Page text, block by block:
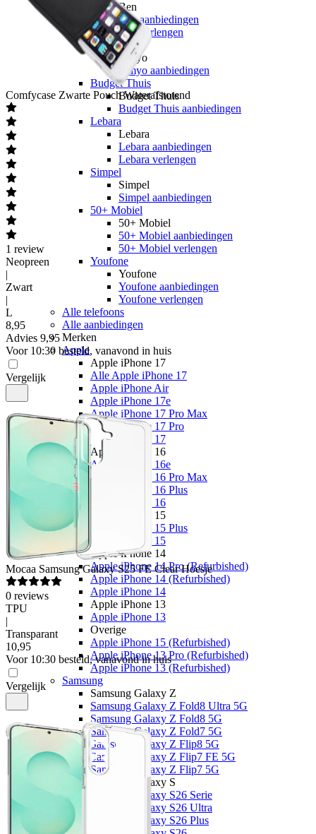
Ben
Ben aanbiedingen
Ben verlengen
Simyo
Simyo
Simyo aanbiedingen
Budget Thuis
Budget Thuis
Budget Thuis aanbiedingen
Lebara
Lebara
Lebara aanbiedingen
Lebara verlengen
Simpel
Simpel
Simpel aanbiedingen
50+ Mobiel
50+ Mobiel
50+ Mobiel aanbiedingen
50+ Mobiel verlengen
Youfone
Youfone
Youfone aanbiedingen
Youfone verlengen
Alle telefoons
Alle aanbiedingen
Merken
Apple
Apple iPhone 17
Alle Apple iPhone 17
Apple iPhone Air
Apple iPhone 17e
Apple iPhone 17 Pro Max
Apple iPhone 17 Pro
Apple iPhone 17
Apple iPhone 16
Apple iPhone 16e
Apple iPhone 16 Pro Max
Apple iPhone 16 Plus
Apple iPhone 16
Apple iPhone 15
Apple iPhone 15 Plus
Apple iPhone 15
Apple iPhone 14
Apple iPhone 14 Pro (Refurbished)
Apple iPhone 14 (Refurbished)
Apple iPhone 14
Apple iPhone 13
Apple iPhone 13
Overige
Apple iPhone 15 (Refurbished)
Apple iPhone 13 Pro (Refurbished)
Apple iPhone 13 (Refurbished)
Samsung
Samsung Galaxy Z
Samsung Galaxy Z Fold8 Ultra 5G
Samsung Galaxy Z Fold8 5G
Samsung Galaxy Z Fold7 5G
Samsung Galaxy Z Flip8 5G
Samsung Galaxy Z Flip7 FE 5G
Samsung Galaxy Z Flip7 5G
Samsung Galaxy S
Samsung Galaxy S26 Serie
Samsung Galaxy S26 Ultra
Samsung Galaxy S26 Plus
Comfycase Zwarte Pouch Waterafstotend
1 review
Neopreen
|
Zwart
|
L
8,95
Advies 9,95
Voor 10:30 besteld, vanavond in huis
Vergelijk
Mocaa Samsung Galaxy S25 FE Clear Hoesje
0 reviews
TPU
|
Transparant
10,95
Voor 10:30 besteld, vanavond in huis
Vergelijk